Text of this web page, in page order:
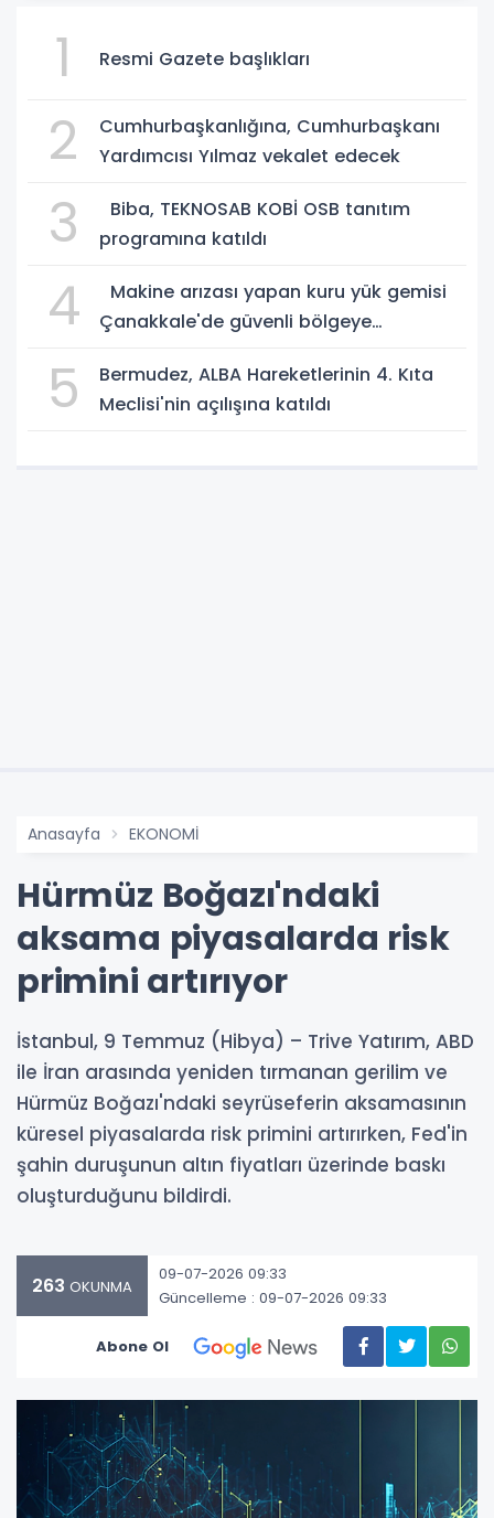
1 Resmi Gazete başlıkları
2
Cumhurbaşkanlığına, Cumhurbaşkanı
Yardımcısı Yılmaz vekalet edecek
3
Biba, TEKNOSAB KOBİ OSB tanıtım
programına katıldı
4
Makine arızası yapan kuru yük gemisi
Çanakkale'de güvenli bölgeye
5
Bermudez, ALBA Hareketlerinin 4. Kıta
Meclisi'nin açılışına katıldı
Anasayfa EKONOMİ
Hürmüz Boğazı'ndaki
aksama piyasalarda risk
primini artırıyor
İstanbul, 9 Temmuz (Hibya) – Trive Yatırım, ABD
ile İran arasında yeniden tırmanan gerilim ve
Hürmüz Boğazı'ndaki seyrüseferin aksamasının
küresel piyasalarda risk primini artırırken, Fed'in
şahin duruşunun altın fiyatları üzerinde baskı
oluşturduğunu bildirdi.
263 OKUNMA
09-07-2026 09:33
Güncelleme : 09-07-2026 09:33
Abone Ol